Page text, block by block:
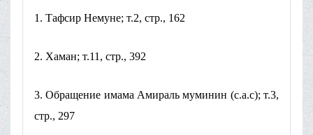
1. Тафсир Немуне; т.2, стр., 162
2. Хаман; т.11, стр., 392
3. Обращение имама Амираль муминин (с.а.с); т.3,
стр., 297